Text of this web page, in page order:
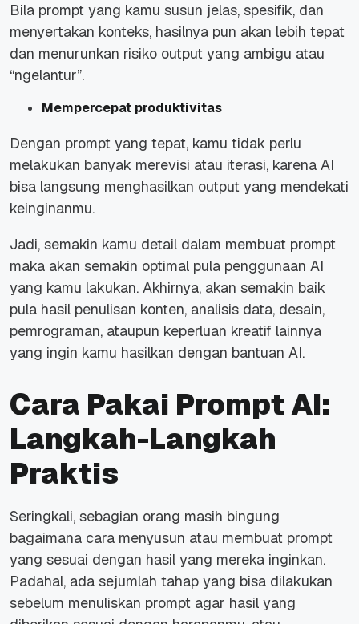
Bila prompt yang kamu susun jelas, spesifik, dan
menyertakan konteks, hasilnya pun akan lebih tepat
dan menurunkan risiko output yang ambigu atau
“ngelantur”.
Mempercepat produktivitas
Dengan prompt yang tepat, kamu tidak perlu
melakukan banyak merevisi atau iterasi, karena AI
bisa langsung menghasilkan output yang mendekati
keinginanmu.
Jadi, semakin kamu detail dalam membuat prompt
maka akan semakin optimal pula penggunaan AI
yang kamu lakukan. Akhirnya, akan semakin baik
pula hasil penulisan konten, analisis data, desain,
pemrograman, ataupun keperluan kreatif lainnya
yang ingin kamu hasilkan dengan bantuan AI.
Cara Pakai Prompt AI:
Langkah-Langkah
Praktis
Seringkali, sebagian orang masih bingung
bagaimana cara menyusun atau membuat prompt
yang sesuai dengan hasil yang mereka inginkan.
Padahal, ada sejumlah tahap yang bisa dilakukan
sebelum menuliskan prompt agar hasil yang